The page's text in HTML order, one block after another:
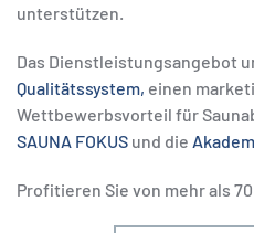
unterstützen.
Das Dienstleistungsangebot
Qualitätssystem, einen
Wettbewerbsvorteil für
SAUNA FOKUS und die
Profitieren Sie von mehr als